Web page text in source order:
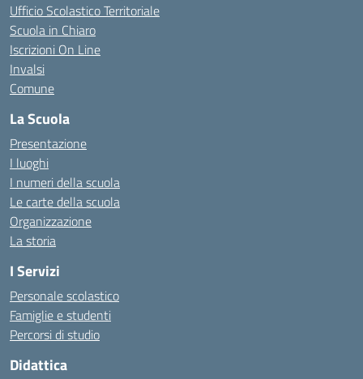
Ufficio Scolastico Territoriale
Scuola in Chiaro
Iscrizioni On Line
Invalsi
Comune
La Scuola
Presentazione
I luoghi
I numeri della scuola
Le carte della scuola
Organizzazione
La storia
I Servizi
Personale scolastico
Famiglie e studenti
Percorsi di studio
Didattica